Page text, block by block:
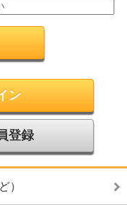
ン
登録
）